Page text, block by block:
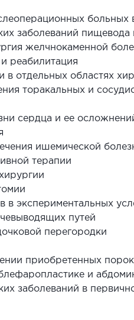
больных
заболеваний
желчнокаменной
реабилитация
в отдельных областях
торакальных и
сердца и ее
ишемической
терапии
в экспериментальных
путей
перегородки
приобретенных
и
заболеваний в